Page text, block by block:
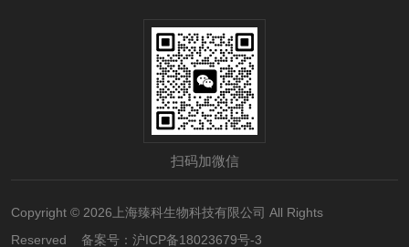
扫码加微信
Copyright © 2026上海臻科生物科技有限公司 All Rights
Reserved 备案号： 沪ICP备18023679号-3